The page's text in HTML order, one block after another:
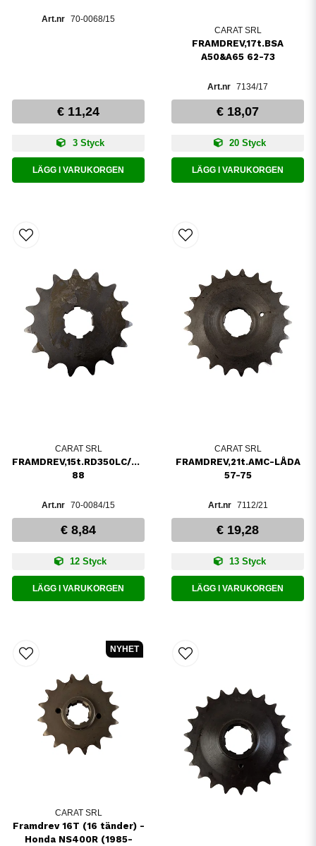
70-0068/15
€ 11,24
3 Styck
LÄGG I VARUKORGEN
CARAT SRL
FRAMDREV,17t.BSA
A50&A65 62-73
7134/17
€ 18,07
20 Styck
LÄGG I VARUKORGEN
CARAT SRL
FRAMDREV,15t.RD350LC/YPVS83-
88
70-0084/15
€ 8,84
12 Styck
LÄGG I VARUKORGEN
CARAT SRL
FRAMDREV,21t.AMC-LÅDA
57-75
7112/21
€ 19,28
13 Styck
LÄGG I VARUKORGEN
CARAT SRL
Framdrev 16T (16 tänder) -
Honda NS400R (1985-
NYHET